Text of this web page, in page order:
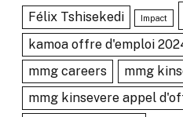
Félix Tshisekedi Impact
kamoa offre d'emploi
mmg careers
mmg
mmg kinsevere appel